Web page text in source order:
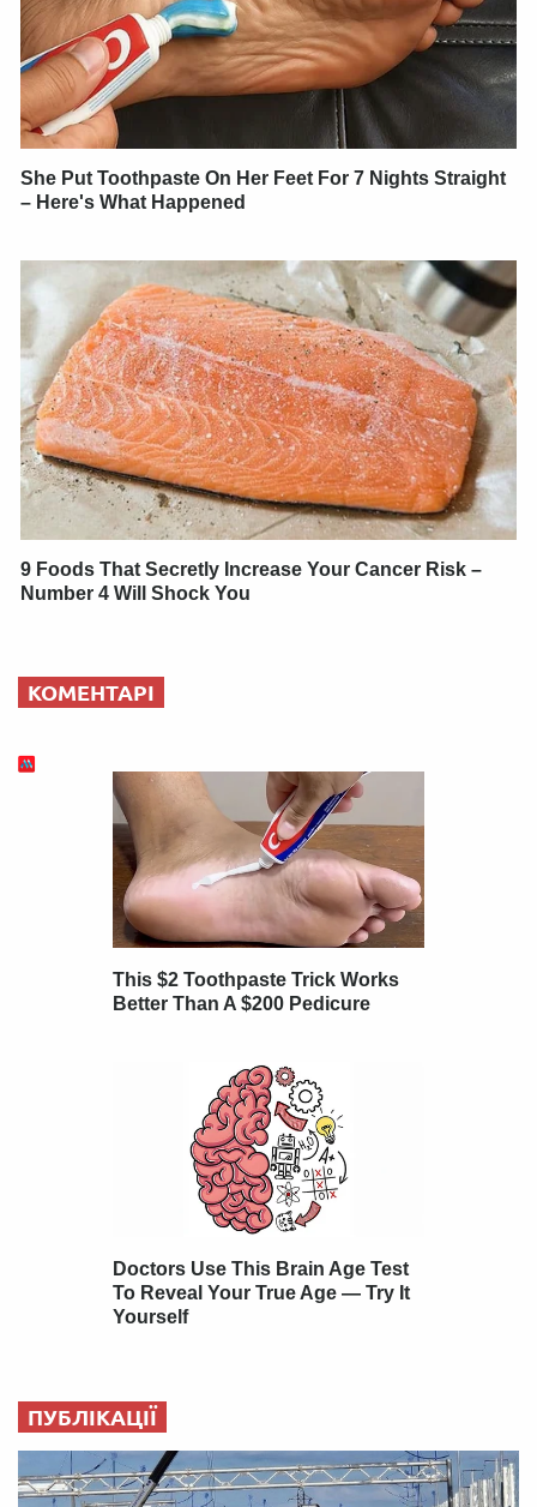
She Put Toothpaste On Her Feet For 7 Nights Straight
– Here's What Happened
9 Foods That Secretly Increase Your Cancer Risk –
Number 4 Will Shock You
КОМЕНТАРІ
ПУБЛІКАЦІЇ